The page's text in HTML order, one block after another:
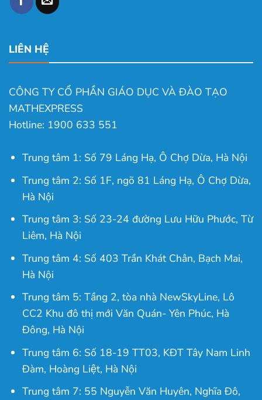
LIÊN HỆ
CÔNG TY CỔ PHẦN GIÁO DỤC VÀ ĐÀO TẠO
MATHEXPRESS
Hotline: 1900 633 551
Trung tâm 1: Số 79 Láng Hạ, Ô Chợ Dừa, Hà Nội
Trung tâm 2: Số 1F, ngõ 81 Láng Hạ, Ô Chợ Dừa,
Hà Nội
Trung tâm 3: Số 23-24 đường Lưu Hữu Phước, Từ
Liêm, Hà Nội
Trung tâm 4: Số 403 Trần Khát Chân, Bạch Mai,
Hà Nội
Trung tâm 5: Tầng 2, tòa nhà NewSkyLine, Lô
CC2 Khu đô thị mới Văn Quán- Yên Phúc, Hà
Đông, Hà Nội
Trung tâm 6: Số 18-19 TT03, KĐT Tây Nam Linh
Đàm, Hoàng Liệt, Hà Nội
Trung tâm 7: 55 Nguyễn Văn Huyên, Nghĩa Đô,